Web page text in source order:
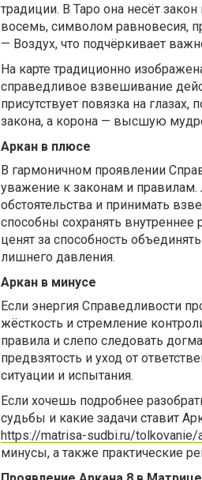
традиции. В Таро она несёт
восемь, символом равновесия,
— Воздух, что подчёркивает
На карте традиционно
справедливое взвешивание
присутствует повязка на
закона, а корона — высшую
Аркан в плюсе
В гармоничном проявлении
уважение к законам и
обстоятельства и принимать
способны сохранять
ценят за способность
лишнего давления.
Аркан в минусе
Если энергия Справедливости
жёсткость и стремление
правила и слепо следовать
предвзятость и уход от
ситуации и испытания.
Если хочешь подробнее
судьбы и какие задачи ставит
https://matrisa-sudbi.ru/tolkovanie/
минусы, а также практические